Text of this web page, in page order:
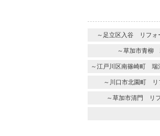
～足立区入谷 リフォ
～草加市青柳
～江戸川区南篠崎町 瑞
～川口市北園町 リ
～草加市清門 リ